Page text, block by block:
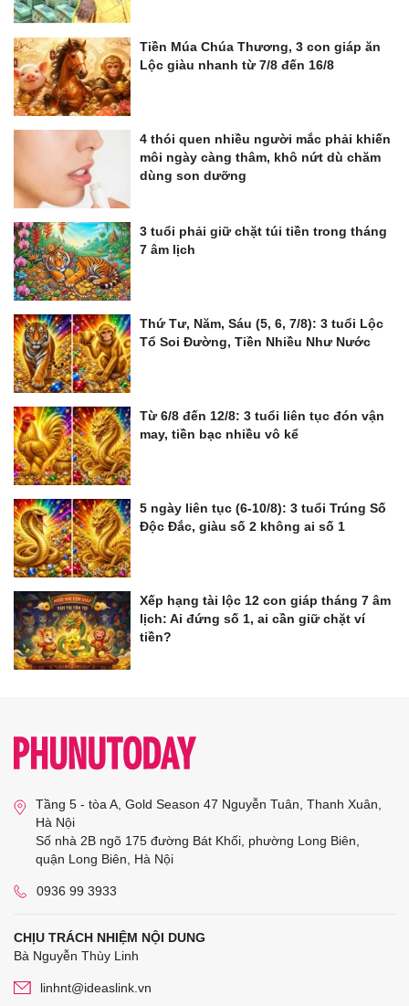
Tiền Múa Chúa Thương, 3 con giáp ăn
Lộc giàu nhanh từ 7/8 đến 16/8
4 thói quen nhiều người mắc phải khiến
môi ngày càng thâm, khô nứt dù chăm
dùng son dưỡng
3 tuổi phải giữ chặt túi tiền trong tháng
7 âm lịch
Thứ Tư, Năm, Sáu (5, 6, 7/8): 3 tuổi Lộc
Tổ Soi Đường, Tiền Nhiều Như Nước
Từ 6/8 đến 12/8: 3 tuổi liên tục đón vận
may, tiền bạc nhiều vô kể
5 ngày liên tục (6-10/8): 3 tuổi Trúng Số
Độc Đắc, giàu số 2 không ai số 1
Xếp hạng tài lộc 12 con giáp tháng 7 âm
lịch: Ai đứng số 1, ai cần giữ chặt ví
tiền?
Tầng 5 - tòa A, Gold Season 47 Nguyễn Tuân, Thanh Xuân,
Hà Nội
Số nhà 2B ngõ 175 đường Bát Khối, phường Long Biên,
quận Long Biên, Hà Nội
0936 99 3933
CHỊU TRÁCH NHIỆM NỘI DUNG
Bà Nguyễn Thùy Linh
linhnt@ideaslink.vn